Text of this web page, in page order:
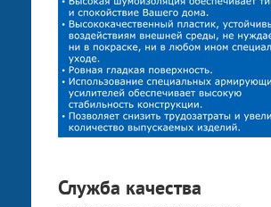
Служба качества